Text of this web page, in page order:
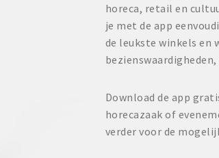
horeca, retail en
je met de app
de leukste winkels en
Download de app
horecazaak of
verder voor de